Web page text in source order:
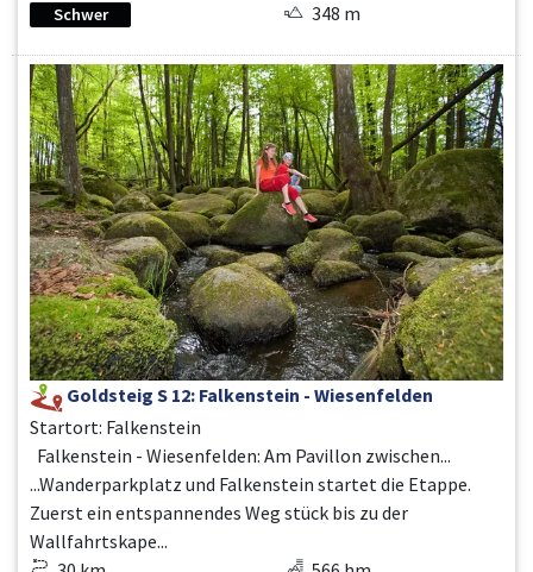
Schwer
348 m
Goldsteig S 12: Falkenstein - Wiesenfelden
Startort: Falkenstein
Falkenstein - Wiesenfelden: Am Pavillon zwischen...
...Wanderparkplatz und Falkenstein startet die Etappe.
Zuerst ein entspannendes Weg stück bis zu der
Wallfahrtskape...